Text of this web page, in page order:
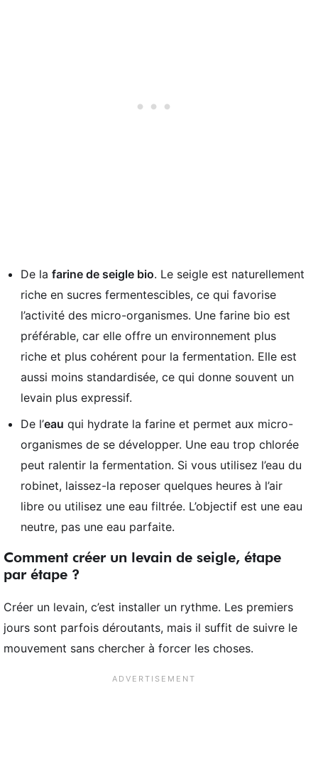
De la farine de seigle bio. Le seigle est naturellement
riche en sucres fermentescibles, ce qui favorise
l’activité des micro-organismes. Une farine bio est
préférable, car elle offre un environnement plus
riche et plus cohérent pour la fermentation. Elle est
aussi moins standardisée, ce qui donne souvent un
levain plus expressif.
De l’eau qui hydrate la farine et permet aux micro-
organismes de se développer. Une eau trop chlorée
peut ralentir la fermentation. Si vous utilisez l’eau du
robinet, laissez-la reposer quelques heures à l’air
libre ou utilisez une eau filtrée. L’objectif est une eau
neutre, pas une eau parfaite.
Comment créer un levain de seigle, étape
par étape ?
Créer un levain, c’est installer un rythme. Les premiers
jours sont parfois déroutants, mais il suffit de suivre le
mouvement sans chercher à forcer les choses.